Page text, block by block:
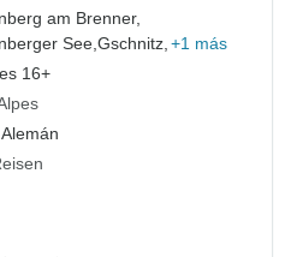
am Brenner,
See,Gschnitz, +1 más
16+